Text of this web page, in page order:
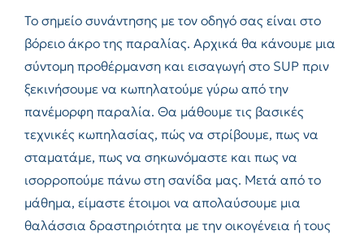
Το σημείο συνάντησης με τον οδηγό σας είναι στο
βόρειο άκρο της παραλίας. Αρχικά θα κάνουμε μια
σύντομη προθέρμανση και εισαγωγή στο SUP πριν
ξεκινήσουμε να κωπηλατούμε γύρω από την
πανέμορφη παραλία. Θα μάθουμε τις βασικές
τεχνικές κωπηλασίας, πώς να στρίβουμε, πως να
σταματάμε, πως να σηκωνόμαστε και πως να
ισορροπούμε πάνω στη σανίδα μας. Μετά από το
μάθημα, είμαστε έτοιμοι να απολαύσουμε μια
θαλάσσια δραστηριότητα με την οικογένεια ή τους